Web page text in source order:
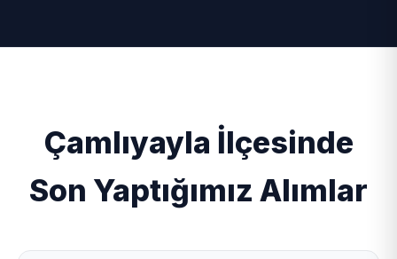
Çamlıyayla İlçesinde
Son Yaptığımız Alımlar